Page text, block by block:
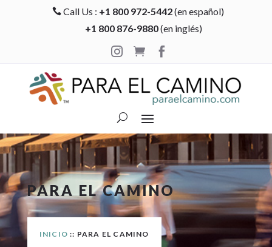
 Call Us : +1 800 972-5442(en español)
+1 800 876-9880(en inglés)

 
PARA EL CAMINO
INICIO :: PARA EL CAMINO